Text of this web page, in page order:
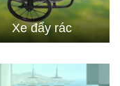
Xe đẩy rác